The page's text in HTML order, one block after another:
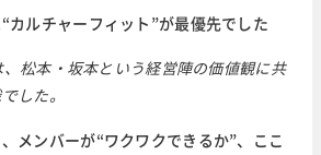
カルチャーフィット”が最優先でした
松本・坂本という経営陣の価値観に共
した。
メンバーが“ワクワクできるか”、ここ